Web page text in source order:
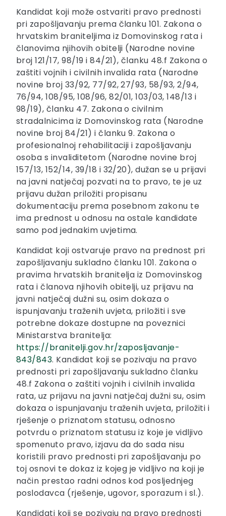
Kandidat koji može ostvariti pravo prednosti
pri zapošljavanju prema članku 101. Zakona o
hrvatskim braniteljima iz Domovinskog rata i
članovima njihovih obitelji (Narodne novine
broj 121/17, 98/19 i 84/21), članku 48.f Zakona o
zaštiti vojnih i civilnih invalida rata (Narodne
novine broj 33/92, 77/92, 27/93, 58/93, 2/94,
76/94, 108/95, 108/96, 82/01, 103/03, 148/13 i
98/19), članku 47. Zakona o civilnim
stradalnicima iz Domovinskog rata (Narodne
novine broj 84/21) i članku 9. Zakona o
profesionalnoj rehabilitaciji i zapošljavanju
osoba s invaliditetom (Narodne novine broj
157/13, 152/14, 39/18 i 32/20), dužan se u prijavi
na javni natječaj pozvati na to pravo, te je uz
prijavu dužan priložiti propisanu
dokumentaciju prema posebnom zakonu te
ima prednost u odnosu na ostale kandidate
samo pod jednakim uvjetima.
Kandidat koji ostvaruje pravo na prednost pri
zapošljavanju sukladno članku 101. Zakona o
pravima hrvatskih branitelja iz Domovinskog
rata i članova njihovih obitelji, uz prijavu na
javni natječaj dužni su, osim dokaza o
ispunjavanju traženih uvjeta, priložiti i sve
potrebne dokaze dostupne na poveznici
Ministarstva branitelja:
https://branitelji.gov.hr/zaposljavanje-
843/843. Kandidat koji se pozivaju na pravo
prednosti pri zapošljavanju sukladno članku
48.f Zakona o zaštiti vojnih i civilnih invalida
rata, uz prijavu na javni natječaj dužni su, osim
dokaza o ispunjavanju traženih uvjeta, priložiti i
rješenje o priznatom statusu, odnosno
potvrdu o priznatom statusu iz koje je vidljivo
spomenuto pravo, izjavu da do sada nisu
koristili pravo prednosti pri zapošljavanju po
toj osnovi te dokaz iz kojeg je vidljivo na koji je
način prestao radni odnos kod posljednjeg
poslodavca (rješenje, ugovor, sporazum i sl.).
Kandidati koji se pozivaju na pravo prednosti